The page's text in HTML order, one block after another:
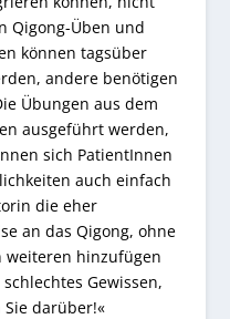
Qigong-Üben und
können tagsüber
andere benötigen
Übungen aus dem
ausgeführt werden,
sich PatientInnen
auch einfach
die eher
an das Qigong, ohne
weiteren hinzufügen
Gewissen,
darüber!«